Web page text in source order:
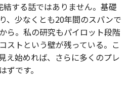
する話ではありません。基礎
、少なくとも20年間のスパンで
ら。私の研究もパイロット段階
ストという壁が残っている。こ
え始めれば、さらに多くのプレ
ずです。